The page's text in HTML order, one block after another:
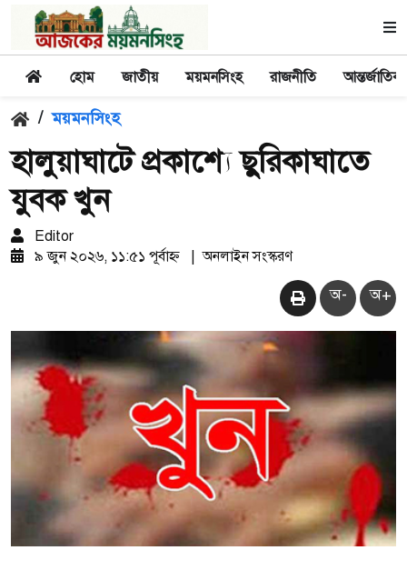
হোম জাতীয় ময়মনসিংহ রাজনীতি আন্তর্জাতিক
/ ময়মনসিংহ
হালুয়াঘাটে প্রকাশ্যে ছুরিকাঘাতে
যুবক খুন
Editor
৯ জুন ২০২৬, ১১:৫১ পূর্বাহ্ন
অনলাইন সংস্করণ
অ- অ+